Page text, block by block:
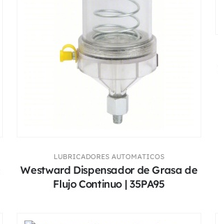
LUBRICADORES AUTOMATICOS
Westward Dispensador de Grasa de
Flujo Continuo | 35PA95